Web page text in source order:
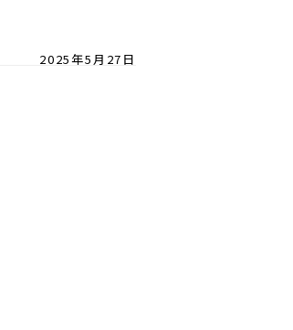
2025年5月27日